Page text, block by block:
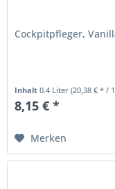
Cockpitpfleger,
Inhalt0.4 Liter(20,38 € * /
8,15 € *
Merken